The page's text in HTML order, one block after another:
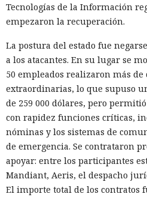
Tecnologías de la Información
empezaron la recuperación.
La postura del estado fue
a los atacantes. En su lugar se
50 empleados realizaron más
extraordinarias, lo que supuso
de 259 000 dólares, pero
con rapidez funciones críticas,
nóminas y los sistemas de
de emergencia. Se contrataron
apoyar: entre los participantes
Mandiant, Aeris, el despacho
El importe total de los contratos